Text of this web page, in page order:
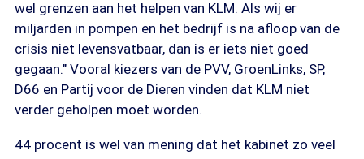
wel grenzen aan het helpen van KLM. Als wij er
miljarden in pompen en het bedrijf is na afloop van de
crisis niet levensvatbaar, dan is er iets niet goed
gegaan." Vooral kiezers van de PVV, GroenLinks, SP,
D66 en Partij voor de Dieren vinden dat KLM niet
verder geholpen moet worden.
44 procent is wel van mening dat het kabinet zo veel